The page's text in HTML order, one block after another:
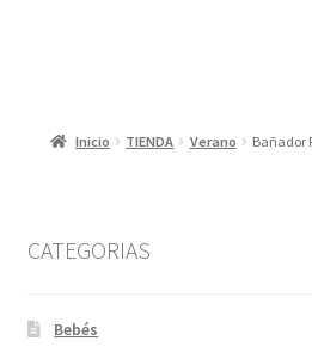
Inicio TIENDA Verano Bañador
CATEGORIAS
Bebés